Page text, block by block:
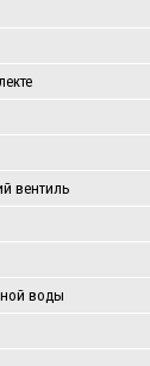
вентиль
воды